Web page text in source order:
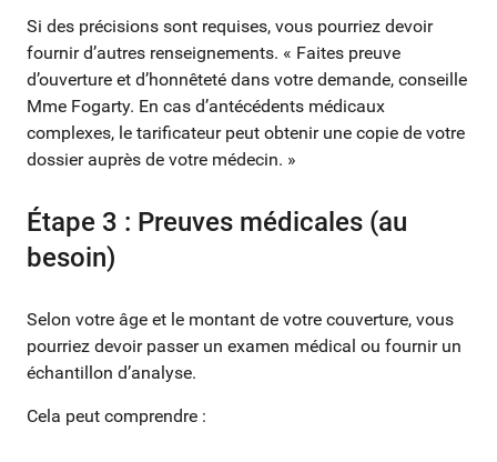
Si des précisions sont requises, vous pourriez devoir
fournir d’autres renseignements. « Faites preuve
d’ouverture et d’honnêteté dans votre demande, conseille
Mme Fogarty. En cas d’antécédents médicaux
complexes, le tarificateur peut obtenir une copie de votre
dossier auprès de votre médecin. »
Étape 3 : Preuves médicales (au
besoin)
Selon votre âge et le montant de votre couverture, vous
pourriez devoir passer un examen médical ou fournir un
échantillon d’analyse.
Cela peut comprendre :